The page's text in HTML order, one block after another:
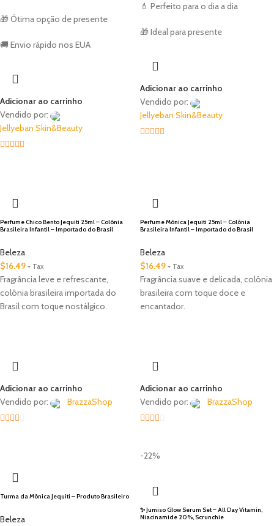
🎁 Ótima opção de presente
🚚 Envio rápido nos EUA
Adicionar ao carrinho
Vendido por:
Jellyeban Skin&Beauty
💄 Perfeito para o dia a dia
🎁 Ideal para presente
Adicionar ao carrinho
Vendido por:
Jellyeban Skin&Beauty
Perfume Chico Bento Jequiti 25ml – Colônia
Brasileira Infantil – Importado do Brasil
Beleza
$16.49 + Tax
Fragrância leve e refrescante,
colônia brasileira importada do
Brasil com toque nostálgico.
Adicionar ao carrinho
Vendido por:
BrazzaShop
Perfume Mônica Jequiti 25ml – Colônia
Brasileira Infantil – Importado do Brasil
Beleza
$16.49 + Tax
Fragrância suave e delicada, colônia
brasileira com toque doce e
encantador.
Adicionar ao carrinho
Vendido por:
BrazzaShop
Turma da Mônica Jequiti – Produto Brasileiro
Beleza
-22%
✨ Jumiso Glow Serum Set – All Day Vitamin,
Niacinamide 20%, Scrunchie